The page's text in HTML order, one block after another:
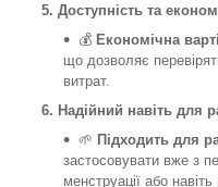
5. Доступність та
💰 Економічна
що дозволяє
витрат.
6. Надійний навіть для
🌱 Підходить для
застосовувати вже з
менструації або